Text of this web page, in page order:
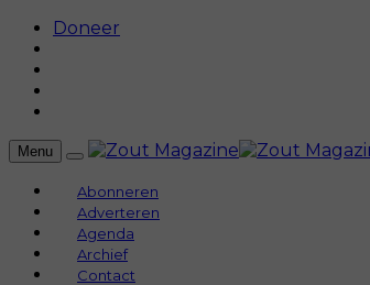
Doneer
Menu
Abonneren
Adverteren
Agenda
Archief
Contact